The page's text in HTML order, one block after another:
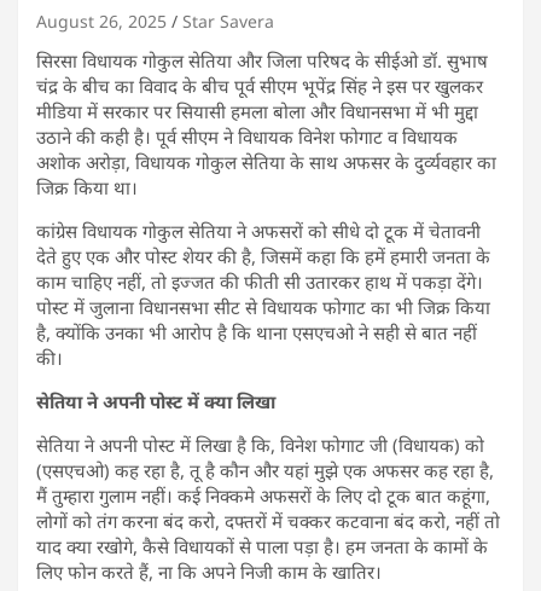
August 26, 2025 Star Savera
सिरसा विधायक गोकुल सेतिया और जिला परिषद के सीईओ डॉ. सुभाष
चंद्र के बीच का विवाद के बीच पूर्व सीएम भूपेंद्र सिंह ने इस पर खुलकर
मीडिया में सरकार पर सियासी हमला बोला और विधानसभा में भी मुद्दा
उठाने की कही है। पूर्व सीएम ने विधायक विनेश फोगाट व विधायक
अशोक अरोड़ा, विधायक गोकुल सेतिया के साथ अफसर के दुर्व्यवहार का
जिक्र किया था।
कांग्रेस विधायक गोकुल सेतिया ने अफसरों को सीधे दो टूक में चेतावनी
देते हुए एक और पोस्ट शेयर की है, जिसमें कहा कि हमें हमारी जनता के
काम चाहिए नहीं, तो इज्जत की फीती सी उतारकर हाथ में पकड़ा देंगे।
पोस्ट में जुलाना विधानसभा सीट से विधायक फोगाट का भी जिक्र किया
है, क्योंकि उनका भी आरोप है कि थाना एसएचओ ने सही से बात नहीं
की।
सेतिया ने अपनी पोस्ट में क्या लिखा
सेतिया ने अपनी पोस्ट में लिखा है कि, विनेश फोगाट जी (विधायक) को
(एसएचओ) कह रहा है, तू है कौन और यहां मुझे एक अफसर कह रहा है,
मैं तुम्हारा गुलाम नहीं। कई निक्कमे अफसरों के लिए दो टूक बात कहूंगा,
लोगों को तंग करना बंद करो, दफ्तरों में चक्कर कटवाना बंद करो, नहीं तो
याद क्या रखोगे, कैसे विधायकों से पाला पड़ा है। हम जनता के कामों के
लिए फोन करते हैं, ना कि अपने निजी काम के खातिर।